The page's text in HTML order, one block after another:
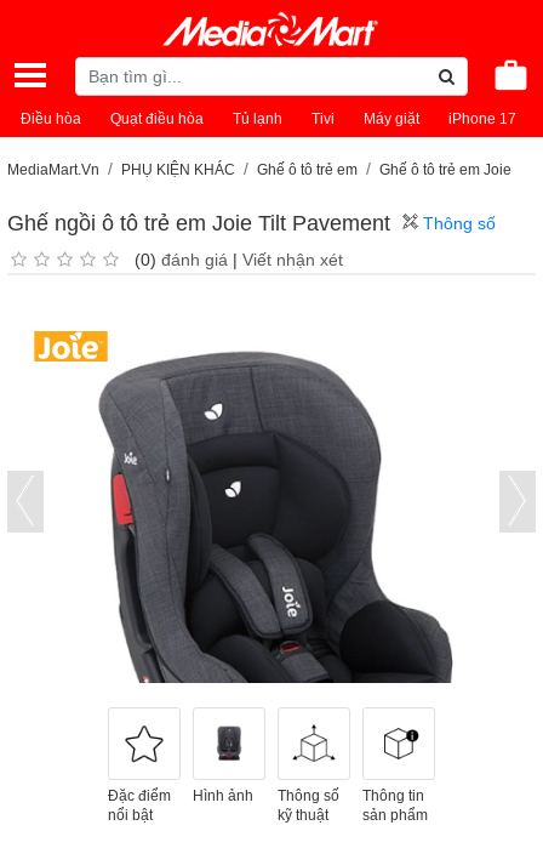
Điều hòa Quạt điều hòa Tủ lạnh Tivi Máy giặt iPhone 17
MediaMart.Vn PHỤ KIỆN KHÁC Ghế ô tô trẻ em Ghế ô tô trẻ em Joie
Ghế ngồi ô tô trẻ em Joie Tilt Pavement
(0) đánh giá | Viết nhận xét
Thông số
Đặc điểm
nổi bật
Hình ảnh
Thông số
kỹ thuật
Thông tin
sản phẩm